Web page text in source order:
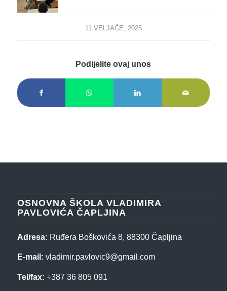
11 VELJAČE, 2025
Podijelite ovaj unos
OSNOVNA ŠKOLA VLADIMIRA
PAVLOVIĆA ČAPLJINA
Adresa: Ruđera Boškovića 8, 88300 Čapljina
E-mail: vladimir.pavlovic9@gmail.com
Tel/fax: +387 36 805 091